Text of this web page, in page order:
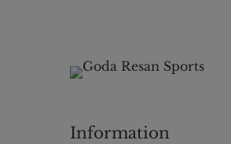
Information